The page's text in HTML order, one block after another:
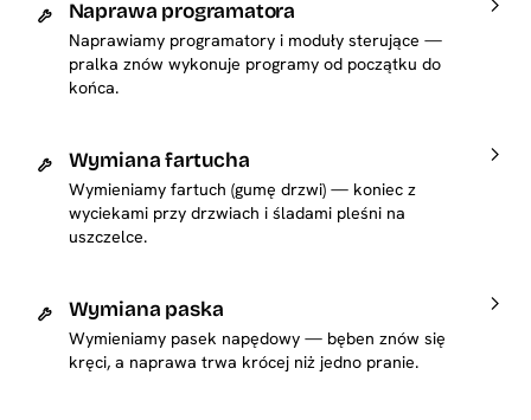
Naprawa programatora
Naprawiamy programatory i moduły sterujące —
pralka znów wykonuje programy od początku do
końca.
Wymiana fartucha
Wymieniamy fartuch (gumę drzwi) — koniec z
wyciekami przy drzwiach i śladami pleśni na
uszczelce.
Wymiana paska
Wymieniamy pasek napędowy — bęben znów się
kręci, a naprawa trwa krócej niż jedno pranie.